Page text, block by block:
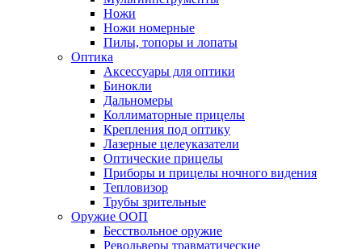
Ножи
Ножи номерные
Пилы, топоры и лопаты
Оптика
Аксессуары для оптики
Бинокли
Дальномеры
Коллиматорные прицелы
Крепления под оптику
Лазерные целеуказатели
Оптические прицелы
Приборы и прицелы ночного видения
Тепловизор
Трубы зрительные
Оружие ООП
Бесствольное оружие
Револьверы травматические